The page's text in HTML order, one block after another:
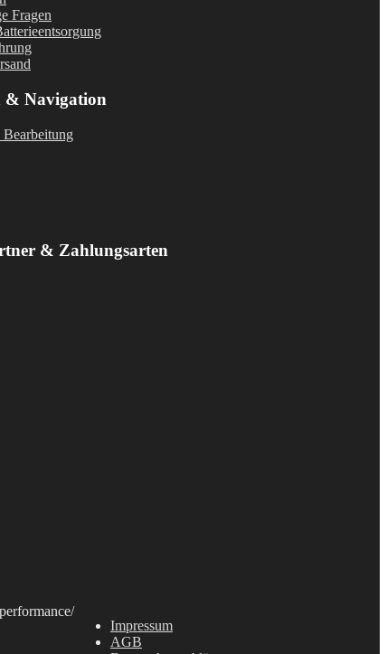
Fragen
& Navigation
& Zahlungsarten
/
Impressum
AGB